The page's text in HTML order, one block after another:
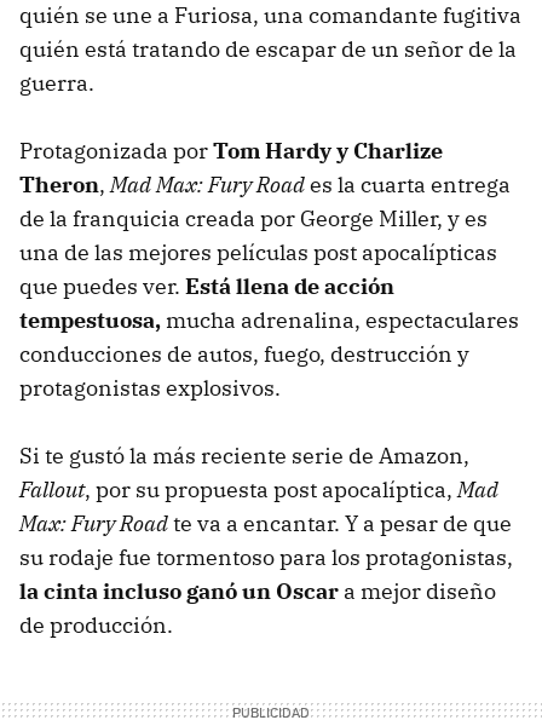
quién se une a Furiosa, una comandante fugitiva
quién está tratando de escapar de un señor de la
guerra.
Protagonizada porTom Hardy y Charlize
Theron,Mad Max: Fury Roades la cuarta entrega
de la franquicia creada por George Miller, y es
una de las mejores películas post apocalípticas
que puedes ver. Está llena de acción
tempestuosa, mucha adrenalina, espectaculares
conducciones de autos, fuego, destrucción y
protagonistas explosivos.
Si te gustó la más reciente serie de Amazon,
Fallout, por su propuesta post apocalíptica,Mad
Max: Fury Roadte va a encantar. Y a pesar de que
su rodaje fue tormentoso para los protagonistas,
la cinta incluso ganó un Oscar a mejor diseño
de producción.